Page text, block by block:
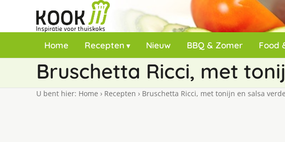
Home Recepten Nieuw BBQ & Zomer Food
Bruschetta Ricci, met
U bent hier: Home › Recepten › Bruschetta Ricci, met tonijn en salsa verde